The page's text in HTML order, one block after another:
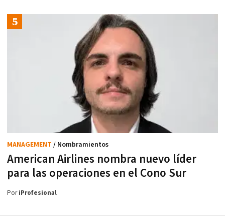
American Airlines nombra nuevo líder
para las operaciones en el Cono Sur
MANAGEMENT / Nombramientos
PoriProfesional